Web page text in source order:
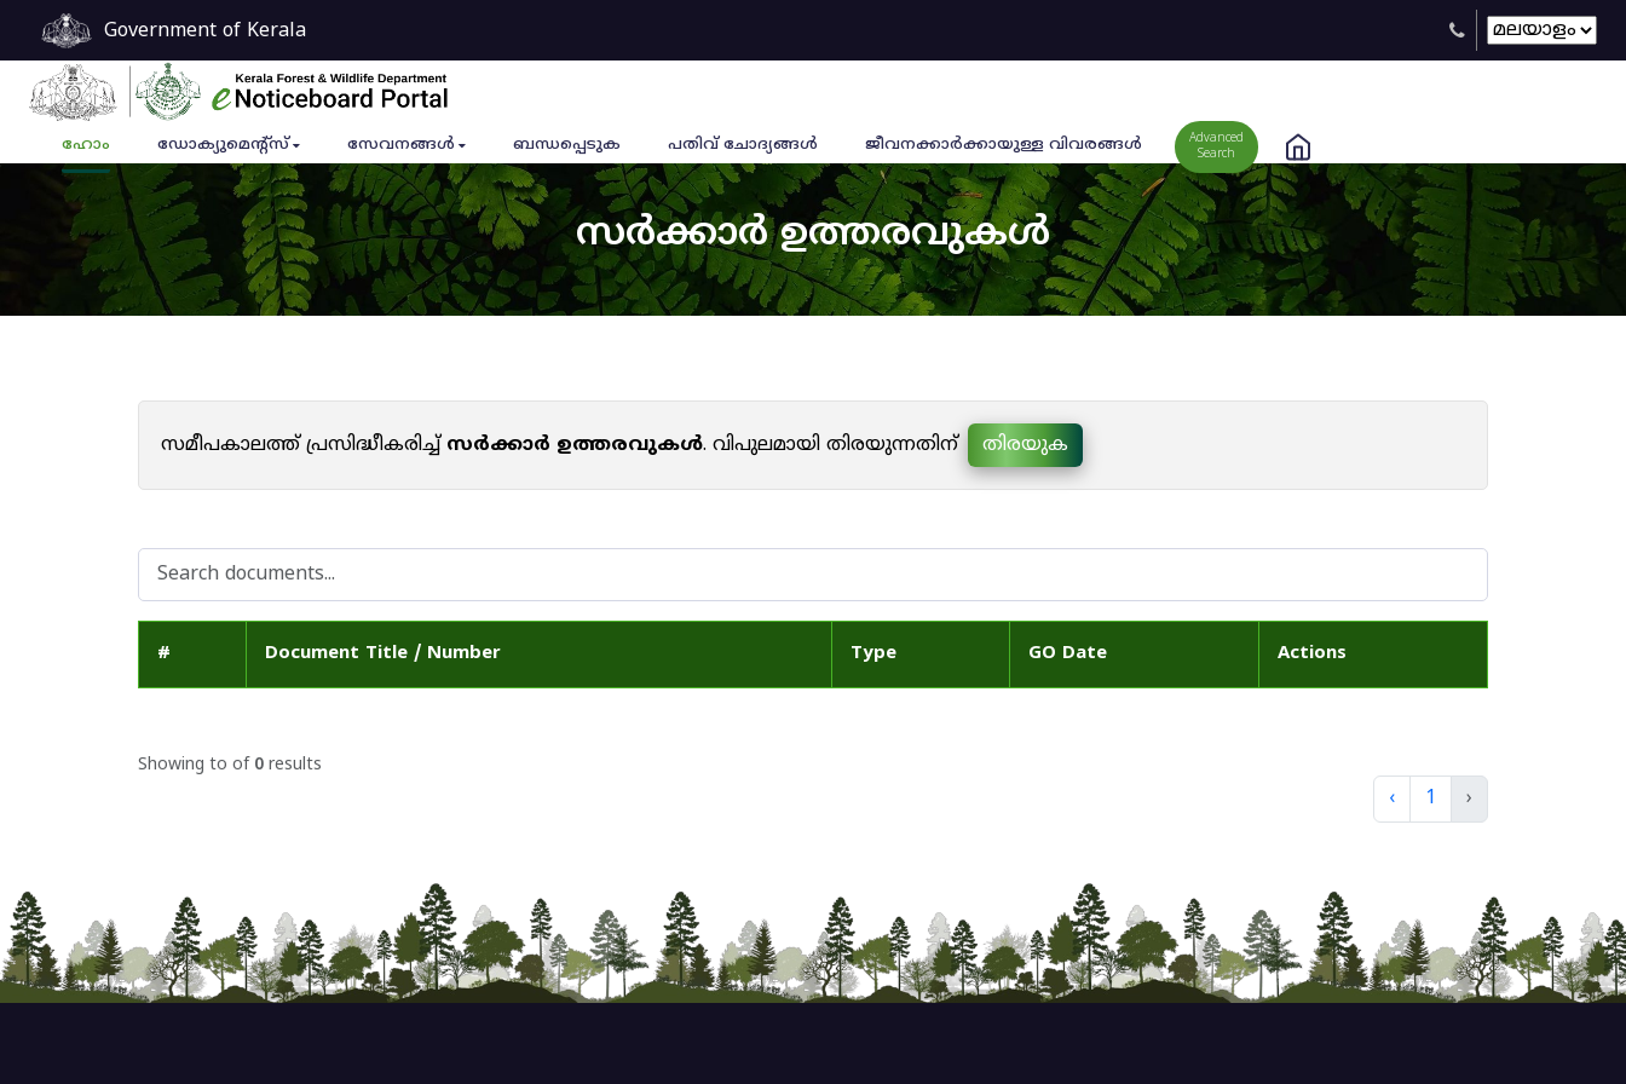
Government of Kerala
ഹോം ഡോക്യുമെൻ്റ്സ് സേവനങ്ങൾ ബന്ധപ്പെടുക പതിവ് ചോദ്യങ്ങൾ ജീവനക്കാര്‍ക്കായുള്ള വിവരങ്ങള്‍
Advanced
Search
സർക്കാർ ഉത്തരവുകൾ
സമീപകാലത്ത് പ്രസിദ്ധീകരിച്ച്സർക്കാർ ഉത്തരവുകൾ. വിപുലമായി തിരയുന്നതിന് തിരയുക
# Document Title / Number Type GO Date Actions
Showing to of 0 results
‹ 1 ›